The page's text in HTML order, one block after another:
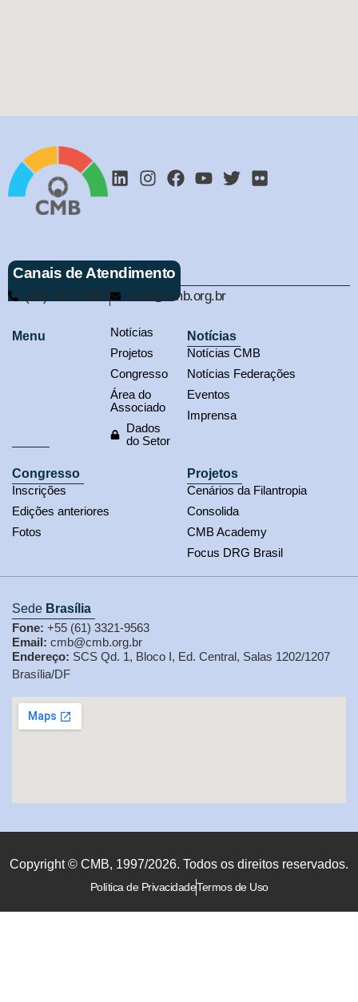
Canais de Atendimento
(61) 3321-9563 cmb@cmb.org.br
Menu
Notícias
Projetos
Congresso
Área do
Associado
Dados
do Setor
Notícias
Notícias CMB
Notícias Federações
Eventos
Imprensa
Congresso
Inscrições
Edições anteriores
Fotos
Projetos
Cenários da Filantropia
Consolida
CMB Academy
Focus DRG Brasil
Sede Brasília
Fone: +55 (61) 3321-9563
Email: cmb@cmb.org.br
Endereço: SCS Qd. 1, Bloco I, Ed. Central, Salas 1202/1207
Brasília/DF
Copyright © CMB, 1997/2026. Todos os direitos reservados.
Política de PrivacidadeTermos de Uso